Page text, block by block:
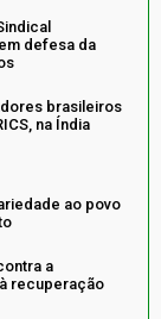
defesa da
brasileiros
na Índia
ao povo
a
recuperação